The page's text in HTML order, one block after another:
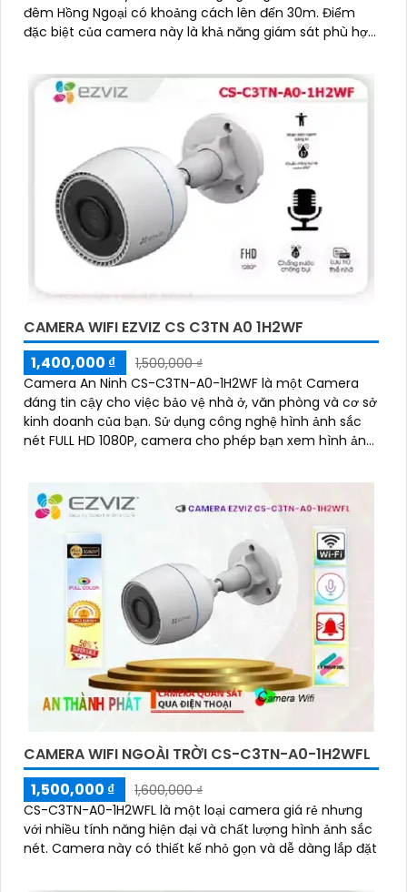
đêm Hồng Ngoại có khoảng cách lên đến 30m. Điểm
đặc biệt của camera này là khả năng giám sát phù hợp
CAMERA WIFI EZVIZ CS C3TN A0 1H2WF
1,400,000 ₫
1,500,000 ₫
Camera An Ninh CS-C3TN-A0-1H2WF là một Camera
đáng tin cậy cho việc bảo vệ nhà ở, văn phòng và cơ sở
kinh doanh của bạn. Sử dụng công nghệ hình ảnh sắc
nét FULL HD 1080P, camera cho phép bạn xem hình ảnh
CAMERA WIFI NGOÀI TRỜI CS-C3TN-A0-1H2WFL
1,500,000 ₫
1,600,000 ₫
CS-C3TN-A0-1H2WFL là một loại camera giá rẻ nhưng
với nhiều tính năng hiện đại và chất lượng hình ảnh sắc
nét. Camera này có thiết kế nhỏ gọn và dễ dàng lắp đặt